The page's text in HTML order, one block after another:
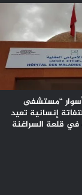
“مستشفى
إنسانية تعيد
في قلعة السراغنة